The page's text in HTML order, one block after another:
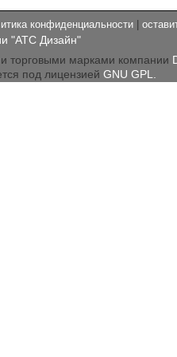
конфиденциальности |
"АТС Дизайн"
торговыми марками компании
под лицензией GNU GPL.